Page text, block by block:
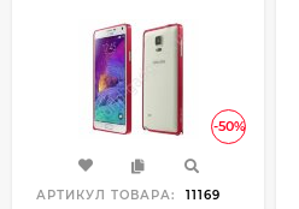
-50%
АРТИКУЛ ТОВАРА: 11169